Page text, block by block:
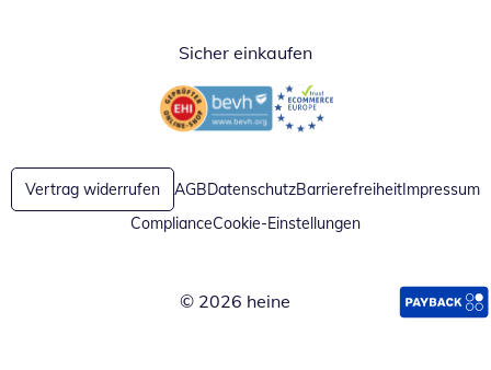
Sicher einkaufen
Öffnet in neuem FensterÖffnet in neuem Fenster
Vertrag widerrufen AGBDatenschutzBarrierefreiheitImpressum
ComplianceCookie-Einstellungen
© 2026 heine